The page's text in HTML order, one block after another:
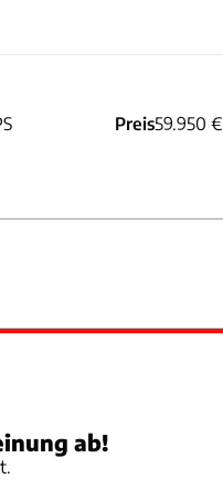
Preis59.950 €
ab!